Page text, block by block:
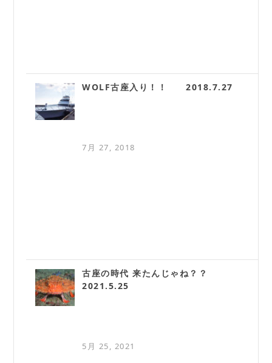
WOLF古座入り！！ 2018.7.27
7月 27, 2018
古座の時代 来たんじゃね？？
2021.5.25
5月 25, 2021